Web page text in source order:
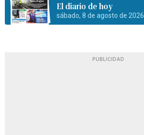
El diario de hoy
sábado, 8 de agosto de 2026
PUBLICIDAD